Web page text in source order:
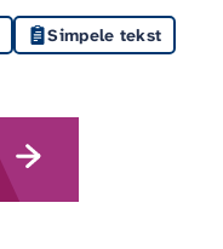
Simpele tekst